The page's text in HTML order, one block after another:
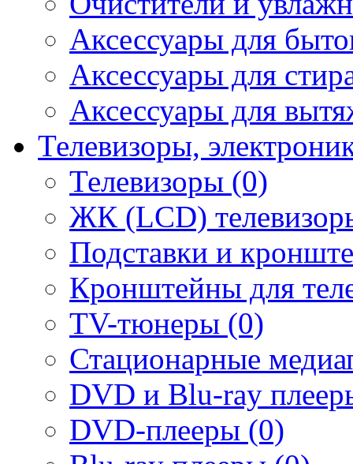
Аксессуары для
Аксессуары для
Аксессуары для
Телевизоры,
Телевизоры (0)
ЖК (LCD)
Подставки и
Кронштейны для
TV-тюнеры (0)
Стационарные
DVD и Blu-ray
DVD-плееры (0)